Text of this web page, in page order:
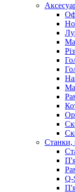
Станки,
Q-